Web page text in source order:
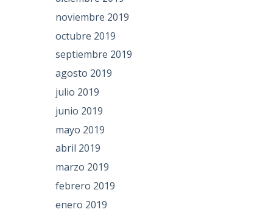
noviembre 2019
octubre 2019
septiembre 2019
agosto 2019
julio 2019
junio 2019
mayo 2019
abril 2019
marzo 2019
febrero 2019
enero 2019